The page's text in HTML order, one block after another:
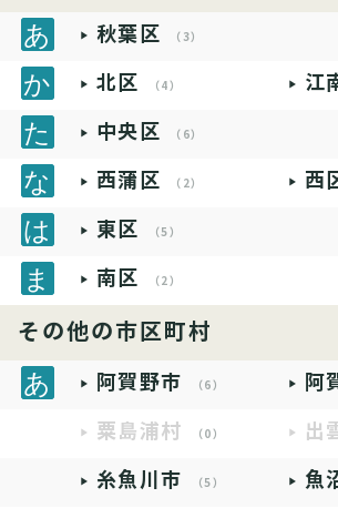
秋葉区 （3）
北区 （4） 江
中央区 （6）
西蒲区 （2） 西
東区 （5）
南区 （2）
その他の市区町村
阿賀野市 （6） 阿
粟島浦村 （0） 出
糸魚川市 （5） 魚